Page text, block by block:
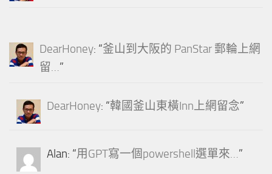
DearHoney: “釜山到大阪的 PanStar 郵輪上網
留…”
DearHoney: “韓國釜山東橫Inn上網留念”
Alan: “用GPT寫一個powershell選單來…”